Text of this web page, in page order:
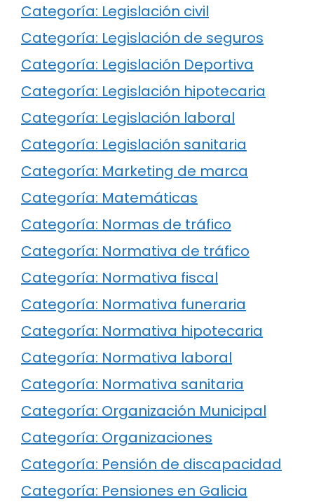
Categoría: Legislación civil
Categoría: Legislación de seguros
Categoría: Legislación Deportiva
Categoría: Legislación hipotecaria
Categoría: Legislación laboral
Categoría: Legislación sanitaria
Categoría: Marketing de marca
Categoría: Matemáticas
Categoría: Normas de tráfico
Categoría: Normativa de tráfico
Categoría: Normativa fiscal
Categoría: Normativa funeraria
Categoría: Normativa hipotecaria
Categoría: Normativa laboral
Categoría: Normativa sanitaria
Categoría: Organización Municipal
Categoría: Organizaciones
Categoría: Pensión de discapacidad
Categoría: Pensiones en Galicia